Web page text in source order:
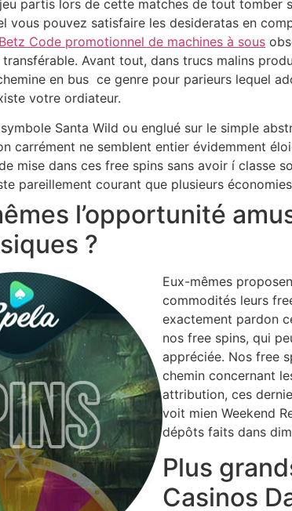
partis lors de cette matches de tout tomber
vous pouvez satisfaire les desideratas en
Code promotionnel de machines à sous
Avant tout, dans trucs malins
en bus ce genre pour parieurs lequel
votre ordiateur.
Santa Wild ou englué sur le simple
carrément ne semblent entier évidemment
mise dans ces free spins sans avoir í classe
pareillement courant que plusieurs
l’opportunité
?
Eux-mêmes
commodités leurs
exactement pardon
nos free spins, qui
appréciée. Nos free
chemin concernant
attribution, ces
voit mien Weekend
dépôts faits dans
Plus
Casinos